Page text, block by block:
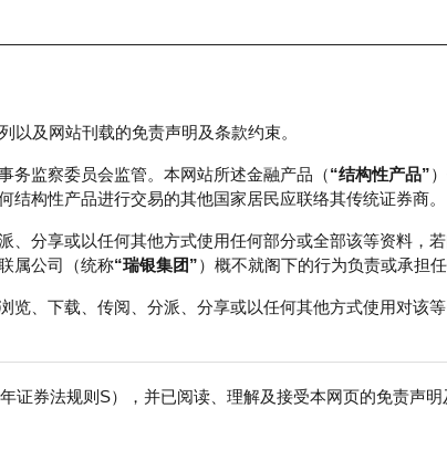
场统计 瑞银轮证教室
以及网站刊载的免责声明及条款约束。
务监察委员会监管。本网站所述金融产品（“结构性产品”
构性产品进行交易的其他国家居民应联络其传统证券商。
、分享或以任何其他方式使用任何部分或全部该等资料，
属公司（统称“瑞银集团”）概不就阁下的行为负责或承担任
览、下载、传阅、分派、分享或以任何其他方式使用对该
证券法规则S），并已阅读、理解及接受本网页的免责声明